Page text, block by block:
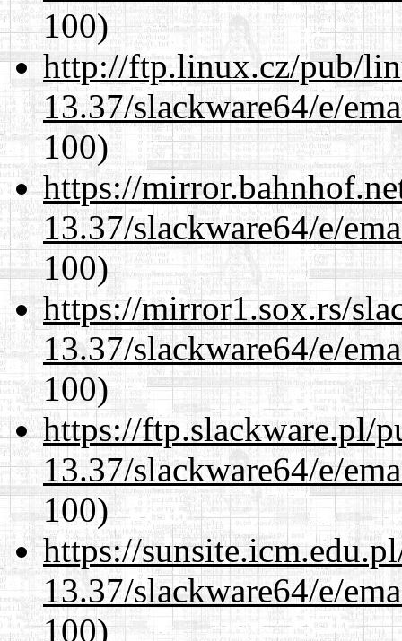
100)
http://ftp.linux.cz/pub/
13.37/slackware64/e/
100)
https://
13.37/slackware64/e/
100)
https://mirror1.sox.rs/
13.37/slackware64/e/
100)
https://ftp.slackware.pl/
13.37/slackware64/e/
100)
https://
13.37/slackware64/e/
100)